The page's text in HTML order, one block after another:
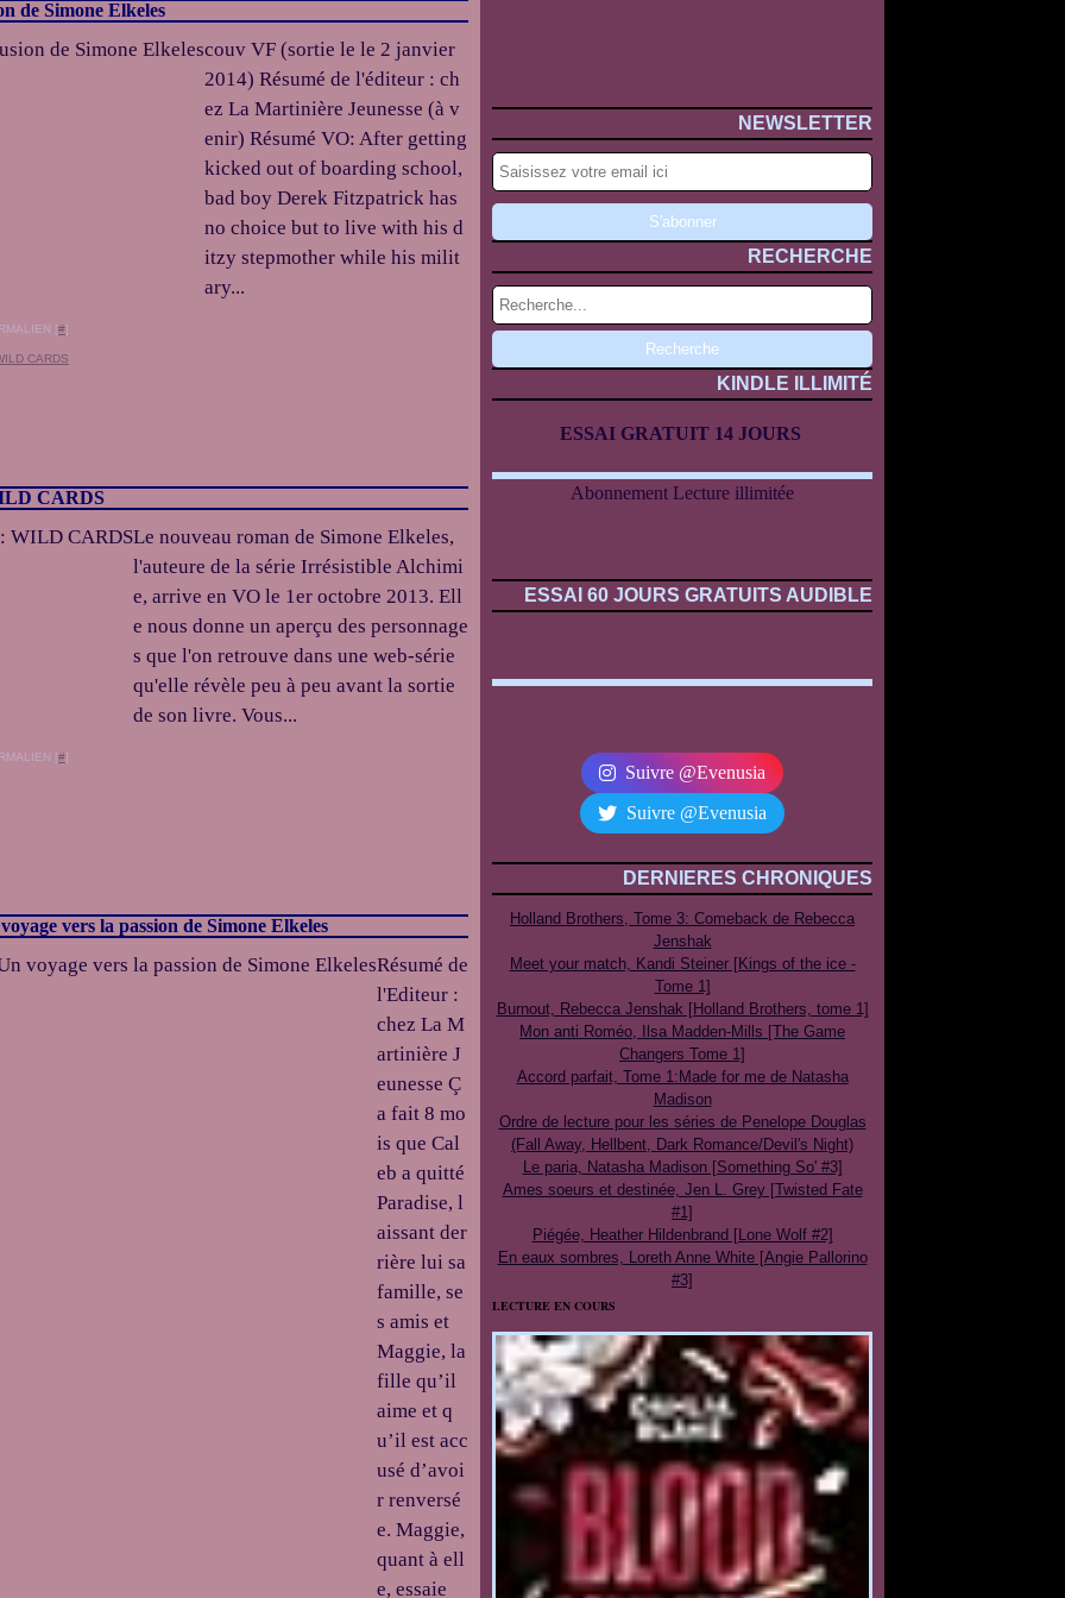
de Simone Elkeles
couv VF (sortie le le 2 janvier
2014) Résumé de l'éditeur : ch
ez La Martinière Jeunesse (à v
enir) Résumé VO: After getting
kicked out of boarding school,
bad boy Derek Fitzpatrick has
no choice but to live with his d
itzy stepmother while his milit
ary...
[#]
CARDS
CARDS
Le nouveau roman de Simone Elkeles,
l'auteure de la série Irrésistible Alchimi
e, arrive en VO le 1er octobre 2013. Ell
e nous donne un aperçu des personnage
s que l'on retrouve dans une web-série
qu'elle révèle peu à peu avant la sortie
de son livre. Vous...
[#]
vers la passion de Simone Elkeles
Résumé de
l'Editeur :
chez La M
artinière J
eunesse Ç
a fait 8 mo
is que Cal
eb a quitté
Paradise, l
aissant der
rière lui sa
famille, se
s amis et
Maggie, la
fille qu’il
aime et q
u’il est acc
usé d’avoi
r renversé
e. Maggie,
quant à ell
e, essaie
NEWSLETTER
RECHERCHE
KINDLE ILLIMITÉ
ESSAI GRATUIT 14 JOURS
Abonnement Lecture illimitée
ESSAI 60 JOURS GRATUITS AUDIBLE
Suivre @Evenusia
Suivre @Evenusia
DERNIERES CHRONIQUES
Holland Brothers, Tome 3: Comeback de Rebecca
Jenshak
Meet your match, Kandi Steiner [Kings of the ice -
Tome 1]
Burnout, Rebecca Jenshak [Holland Brothers, tome 1]
Mon anti Roméo, Ilsa Madden-Mills [The Game
Changers Tome 1]
Accord parfait, Tome 1:Made for me de Natasha
Madison
Ordre de lecture pour les séries de Penelope Douglas
(Fall Away, Hellbent, Dark Romance/Devil's Night)
Le paria, Natasha Madison [Something So' #3]
Ames soeurs et destinée, Jen L. Grey [Twisted Fate
#1]
Piégée, Heather Hildenbrand [Lone Wolf #2]
En eaux sombres, Loreth Anne White [Angie Pallorino
#3]
LECTURE EN COURS